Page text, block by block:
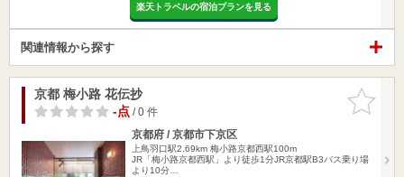
楽天トラベルの宿泊プランを見る
関連情報から探す
お気に入
りに追加
京都 梅小路 花伝抄
-点/ 0 件
京都府 / 京都市下京区
上鳥羽口駅2.69km 梅小路京都西駅100m
JR「梅小路京都西駅」より徒歩1分JR京都駅B3バス乗り場
より10分…